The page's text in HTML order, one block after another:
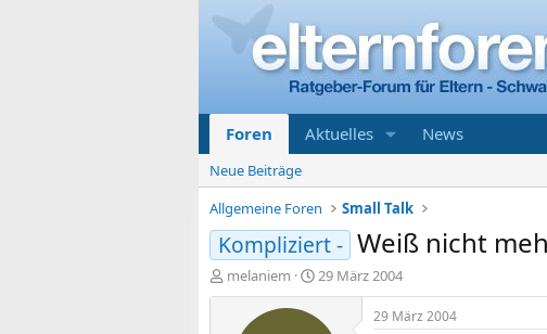
Foren Aktuelles News
Neue Beiträge
Allgemeine Foren
Small Talk
Kompliziert - Weiß nicht
E
r
melaniem
E
r
s
29 März 2004
29 März 2004